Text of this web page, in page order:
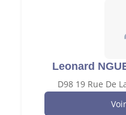
Leonard
D98 19 Rue De